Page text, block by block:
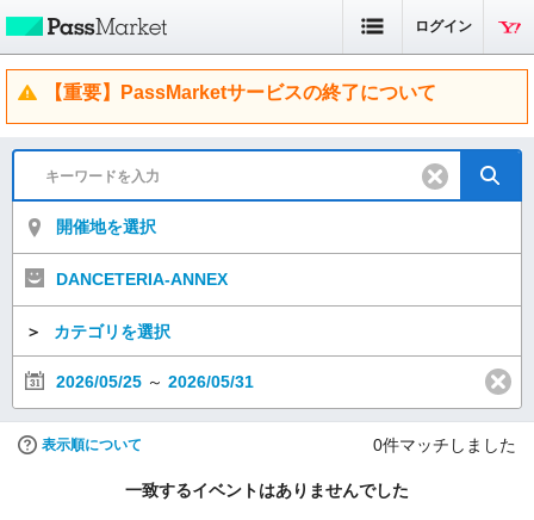
ログイン
【重要】PassMarketサービスの終了について
開催地を選択
DANCETERIA-ANNEX
＞ カテゴリを選択
2026/05/25 ～ 2026/05/31
表示順について 0件マッチしました
一致するイベントはありませんでした